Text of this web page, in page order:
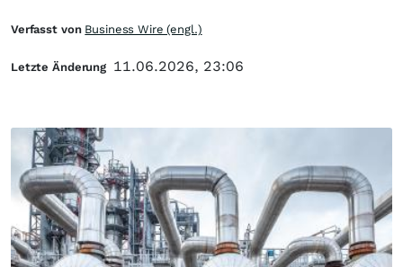
Verfasst von Business Wire (engl.)
Letzte Änderung 11.06.2026, 23:06